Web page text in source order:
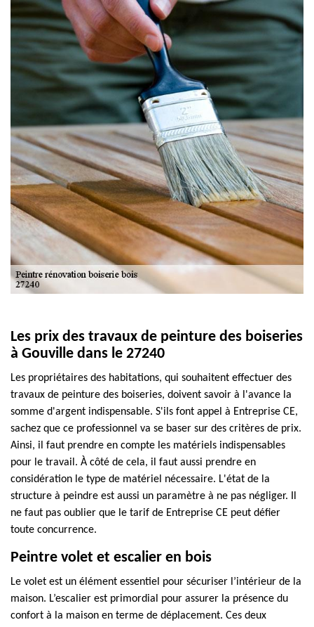
Les prix des travaux de peinture des boiseries
à Gouville dans le 27240
Les propriétaires des habitations, qui souhaitent effectuer des
travaux de peinture des boiseries, doivent savoir à l'avance la
somme d'argent indispensable. S'ils font appel à Entreprise CE,
sachez que ce professionnel va se baser sur des critères de prix.
Ainsi, il faut prendre en compte les matériels indispensables
pour le travail. À côté de cela, il faut aussi prendre en
considération le type de matériel nécessaire. L'état de la
structure à peindre est aussi un paramètre à ne pas négliger. Il
ne faut pas oublier que le tarif de Entreprise CE peut défier
toute concurrence.
Peintre volet et escalier en bois
Le volet est un élément essentiel pour sécuriser l’intérieur de la
maison. L’escalier est primordial pour assurer la présence du
confort à la maison en terme de déplacement. Ces deux